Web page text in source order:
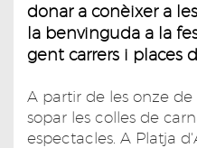
donar a conèixer a
la benvinguda a la
gent carrers i places
A partir de les onze
sopar les colles de
espectacles. A Platja